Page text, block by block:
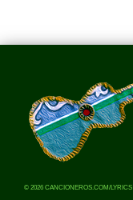
© 2026 CANCIONEROS.COM/LYRICS